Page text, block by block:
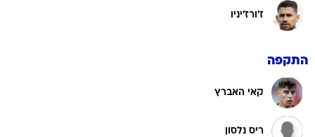
ז'ורז'יניו
התקפה
קאי האברץ
ריס נלסון